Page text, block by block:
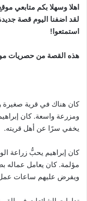
اهلا وسهلا بكم متابعي
لقد اضفنا اليوم قصة
استمتعوا!
هذه القصة من حصريات
كان هناك في قرية صغيرة
ومزرعة واسعة. كان
يخفي سرًا عن أهل قريته.
كان إبراهيم يحبُّ زراعة
مؤلمة. كان يعامل عماله
ويفرض عليهم ساعات